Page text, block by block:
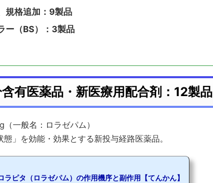
規格追加：9製品
ー（BS）：3製品
有医薬品・新医療用配合剤：12製品
一般名：ロラゼパム）
態」を効能・効果とする新投与経路医薬品。
ラピタ（ロラゼパム）の作用機序と副作用【てんかん】